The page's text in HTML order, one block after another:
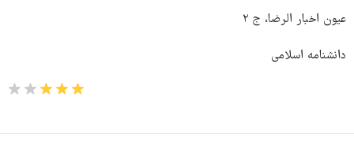
عیون اخبار الرضا، ج ۲
دانشنامه اسلامی